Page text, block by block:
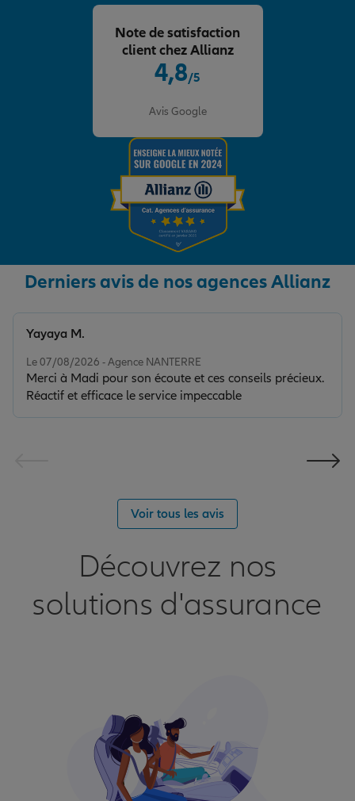
4,8/5
Avis Google
Note de satisfaction
client chez Allianz
Derniers avis de nos agences Allianz
Le 07/08/2026 - Agence NANTERRE
Merci à Madi pour son écoute et ces conseils précieux.
Réactif et efficace le service impeccable
Yayaya M.
Voir tous les avis
Découvrez nos
solutions d'assurance